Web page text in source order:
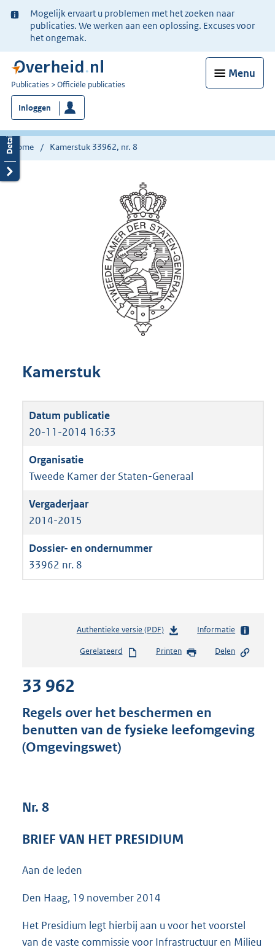
Ter
informatie:
Mogelijk ervaart u problemen met het zoeken naar
publicaties. We werken aan een oplossing. Excuses voor
het ongemak.
Menu
U
bent
nu
hier:
Publicaties Officiële publicaties
Inloggen
Home Kamerstuk 33962, nr. 8
Kamerstuk
20-11-2014 16:33
Tweede Kamer der Staten-Generaal
2014-2015
33962 nr. 8
Authentieke versie (PDF)b
s
s
g
6
Informatie
Gerelateerd Printen Delen
33 962
Regels over het beschermen en
benutten van de fysieke leefomgeving
(Omgevingswet)
Nr. 8
BRIEF VAN HET PRESIDIUM
Aan de leden
Den Haag, 19 november 2014
Het Presidium legt hierbij aan u voor het voorstel
van de vaste commissie voor Infrastructuur en Milieu